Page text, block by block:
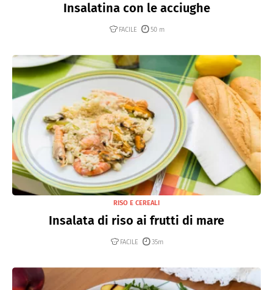
Insalatina con le acciughe
FACILE 50 m
RISO E CEREALI
Insalata di riso ai frutti di mare
FACILE 35m